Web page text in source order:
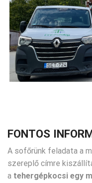
FONTOS
A sofőrünk feladata a
szereplő címre
a tehergépkocsi egy